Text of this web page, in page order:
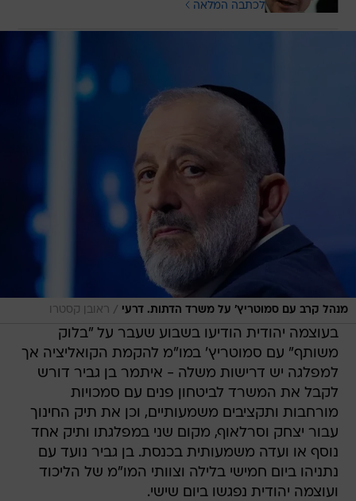
לכתבה המלאה
מנהל קרב עם סמוטריץ' על משרד הדתות. דרעי / ראובן קסטרו
בעוצמה יהודית הודיעו בשבוע שעבר על "בלוק
משותף" עם סמוטריץ' במו"מ להקמת הקואליציה אך
למפלגה יש דרישות משלה - איתמר בן גביר דורש
לקבל את המשרד לביטחון פנים עם סמכויות
מורחבות ותקציבים משמעותיים, וכן את תיק החינוך
עבור יצחק וסרלאוף, מקום שני במפלגתו ותיק אחד
נוסף או ועדה משמעותית בכנסת. בן גביר נועד עם
נתניהו ביום חמישי בלילה וצוותי המו"מ של הליכוד
ועוצמה יהודית נפגשו ביום שישי.